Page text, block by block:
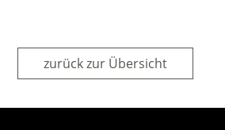
zurück zur Übersicht